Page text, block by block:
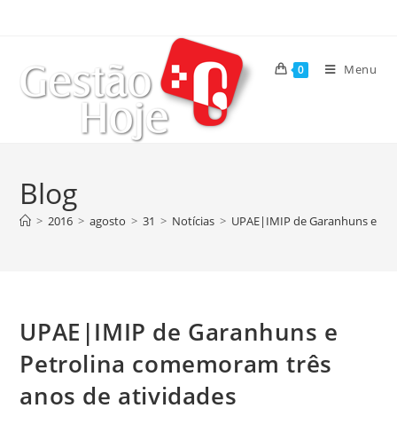
0 Menu
Blog
> 2016 > agosto > 31 > Notícias > UPAE|IMIP de Garanhuns e
UPAE|IMIP de Garanhuns e
Petrolina comemoram três
anos de atividades